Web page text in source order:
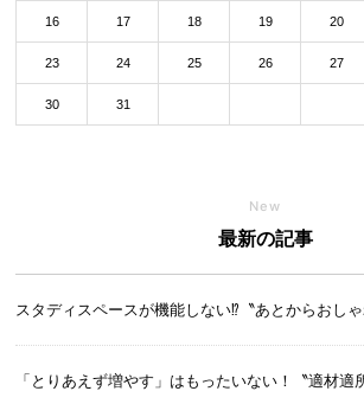
16 17 18 19 20
23 24 25 26 27
30 31
New
最新の記事
スタディスペースが機能しない⁉〝あとからおしゃ
「とりあえず増やす」はもったいない！〝適材適